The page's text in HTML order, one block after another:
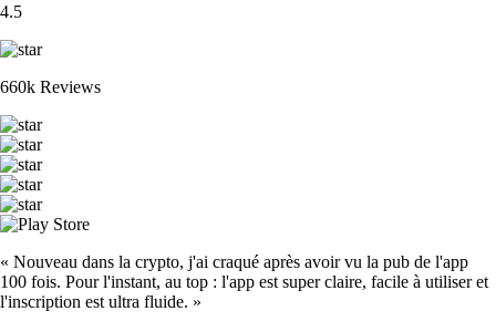
4.5
660k Reviews
« Nouveau dans la crypto, j'ai craqué après avoir vu la pub de l'app
100 fois. Pour l'instant, au top : l'app est super claire, facile à utiliser et
l'inscription est ultra fluide. »